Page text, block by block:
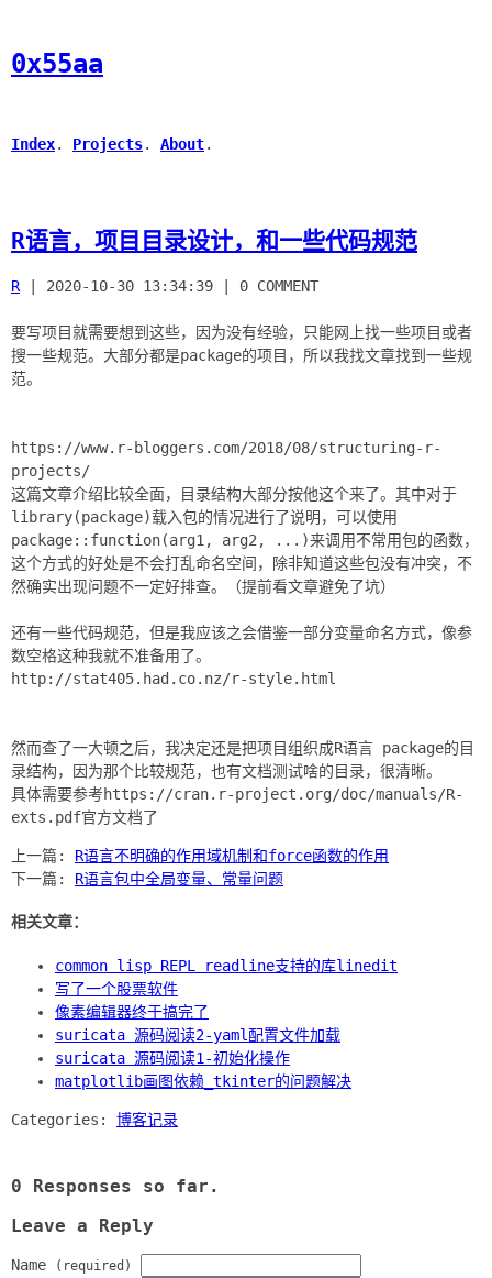
0x55aa
Index. Projects. About.
R语言，项目目录设计，和一些代码规范
R 2020-10-30 13:34:39 0 COMMENT
要写项目就需要想到这些，因为没有经验，只能网上找一些项目或者
搜一些规范。大部分都是package的项目，所以我找文章找到一些规
范。
https://www.r-bloggers.com/2018/08/structuring-r-
projects/
这篇文章介绍比较全面，目录结构大部分按他这个来了。其中对于
library(package)载入包的情况进行了说明，可以使用
package::function(arg1, arg2, ...)来调用不常用包的函数，
这个方式的好处是不会打乱命名空间，除非知道这些包没有冲突，不
然确实出现问题不一定好排查。（提前看文章避免了坑）
还有一些代码规范，但是我应该之会借鉴一部分变量命名方式，像参
数空格这种我就不准备用了。
http://stat405.had.co.nz/r-style.html
然而查了一大顿之后，我决定还是把项目组织成R语言 package的目
录结构，因为那个比较规范，也有文档测试啥的目录，很清晰。
具体需要参考https://cran.r-project.org/doc/manuals/R-
上一篇: R语言不明确的作用域机制和force函数的作用
下一篇: R语言包中全局变量、常量问题
相关文章：
common lisp REPL readline支持的库linedit
写了一个股票软件
像素编辑器终于搞完了
suricata 源码阅读2-yaml配置文件加载
suricata 源码阅读1-初始化操作
matplotlib画图依赖_tkinter的问题解决
Categories: 博客记录
0 Responses so far.
Leave a Reply
Name (required)